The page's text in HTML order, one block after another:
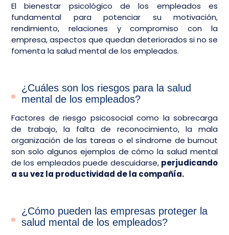
El bienestar psicológico de los empleados es
fundamental para potenciar su motivación,
rendimiento, relaciones y compromiso con la
empresa, aspectos que quedan deteriorados si no se
fomenta la salud mental de los empleados.
¿Cuáles son los riesgos para la salud
mental de los empleados?
Factores de riesgo psicosocial como la sobrecarga
de trabajo, la falta de reconocimiento, la mala
organización de las tareas o el síndrome de burnout
son solo algunos ejemplos de cómo la salud mental
de los empleados puede descuidarse, perjudicando
a su vez la productividad de la compañía.
¿Cómo pueden las empresas proteger la
salud mental de los empleados?